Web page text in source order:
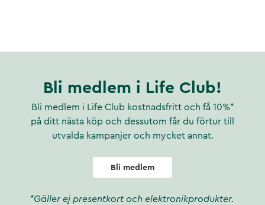
Bli medlem i Life Club!
Bli medlem i Life Club kostnadsfritt och få 10%*
på ditt nästa köp och dessutom får du förtur till
utvalda kampanjer och mycket annat.
Bli medlem
*Gäller ej presentkort och elektronikprodukter.